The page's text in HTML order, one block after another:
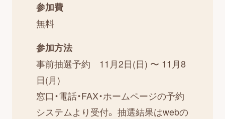
参加費
無料
参加方法
事前抽選予約 11月2日(日) 〜 11月8
日(月)
窓口・電話・FAX・ホームページの予約
システムより受付。 抽選結果はwebの